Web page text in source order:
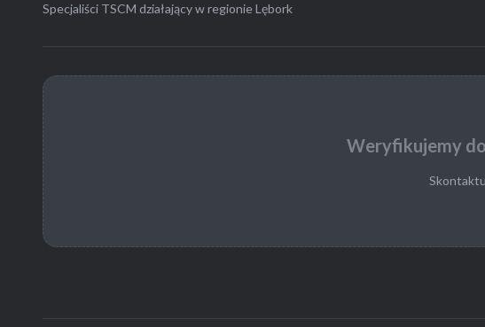
Specjaliści TSCM działający w regionie Lębork
Weryfikujemy